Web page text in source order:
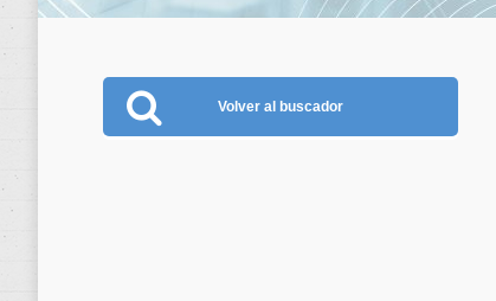
Volver al buscador